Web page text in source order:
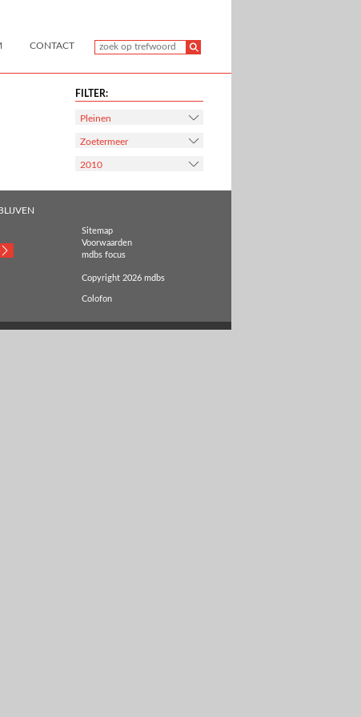
CONTACT
FILTER:
Pleinen
Zoetermeer
2010
Sitemap
Voorwaarden
mdbs focus
Copyright 2026 mdbs
Colofon